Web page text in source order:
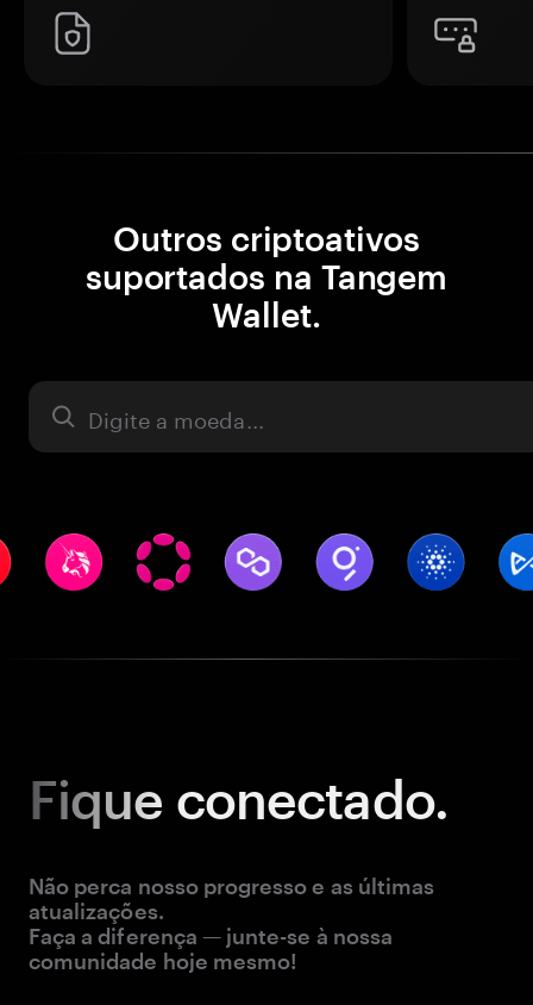
Outros criptoativos
suportados na Tangem
Wallet.
Ativo
Fique conectado.
Não perca nosso progresso e as últimas
atualizações.
Faça a diferença — junte-se à nossa
comunidade hoje mesmo!